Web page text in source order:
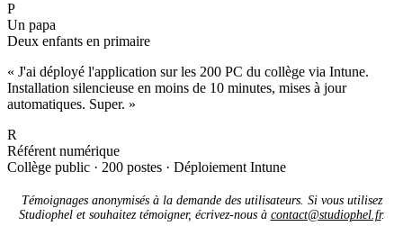
P
Un papa
Deux enfants en primaire
« J'ai déployé l'application sur les 200 PC du collège via Intune.
Installation silencieuse en moins de 10 minutes, mises à jour
automatiques. Super. »
R
Référent numérique
Collège public · 200 postes · Déploiement Intune
Témoignages anonymisés à la demande des utilisateurs. Si vous utilisez
Studiophel et souhaitez témoigner, écrivez-nous à contact@studiophel.fr.